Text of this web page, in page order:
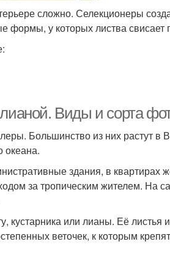
сложно. Селекционеры
формы, у которых листва
Виды и сорта
Большинство из них растут в
океана.
здания, в квартирах
за тропическим жителем. На
или лианы. Её листья
веточек, к которым